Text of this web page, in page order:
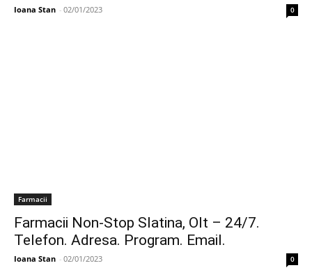
Ioana Stan - 02/01/2023 0
Farmacii
Farmacii Non-Stop Slatina, Olt – 24/7.
Telefon. Adresa. Program. Email.
Ioana Stan - 02/01/2023 0